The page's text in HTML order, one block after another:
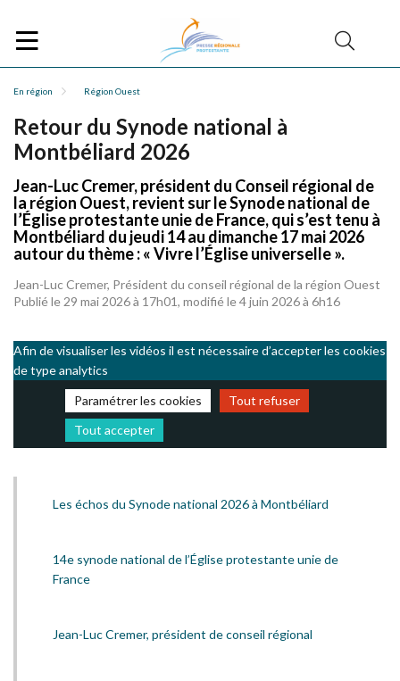
En région Région Ouest
Retour du Synode national à
Montbéliard 2026
Jean-Luc Cremer, président du Conseil régional de
la région Ouest, revient sur le Synode national de
l’Église protestante unie de France, qui s’est tenu à
Montbéliard du jeudi 14 au dimanche 17 mai 2026
autour du thème : « Vivre l’Église universelle ».
Jean-Luc Cremer, Président du conseil régional de la région Ouest
Publié le 29 mai 2026 à 17h01, modifié le 4 juin 2026 à 6h16
Afin de visualiser les vidéos il est nécessaire d’accepter les cookies
de type analytics
Paramétrer les cookies
Tout refuser
Tout accepter
Les échos du Synode national 2026 à Montbéliard
14e synode national de l’Église protestante unie de
France
Jean-Luc Cremer, président de conseil régional